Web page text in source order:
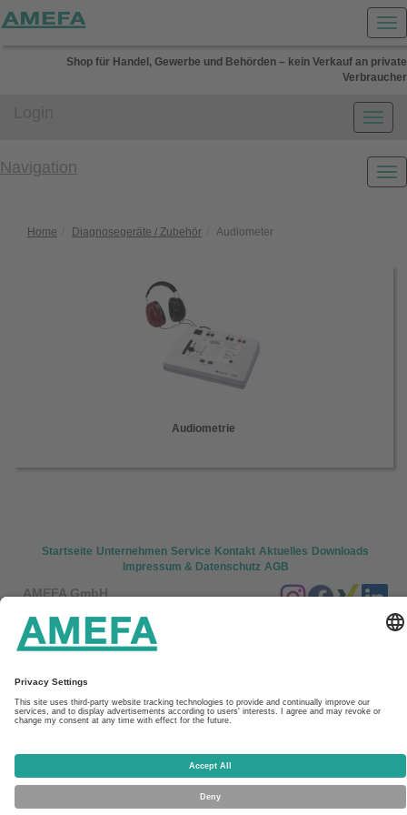
Shop für Handel, Gewerbe und Behörden – kein Verkauf an private
Verbraucher
Navigation
Home Diagnosegeräte / Zubehör Audiometer
Audiometrie
Startseite Unternehmen Service Kontakt Aktuelles Downloads
Impressum & Datenschutz AGB
AMEFA GmbH
65549 Limburg
Fax: +49 (0) 6431/7302 269
E-Mail: kontakt(at)amefa-med.com